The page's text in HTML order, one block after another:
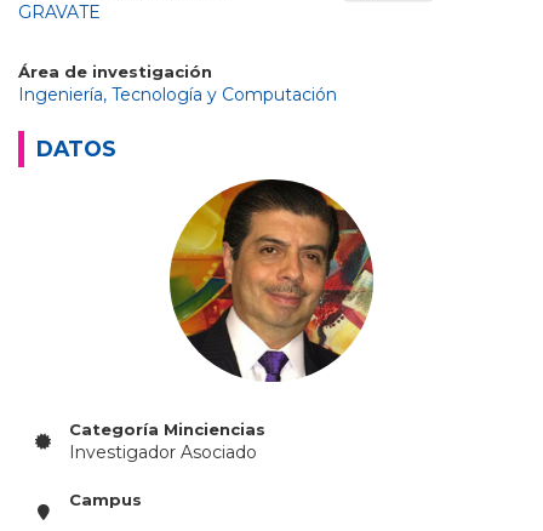
GRAVATE
Área de investigación
Ingeniería, Tecnología y Computación
DATOS
Categoría Minciencias
Investigador Asociado
Campus